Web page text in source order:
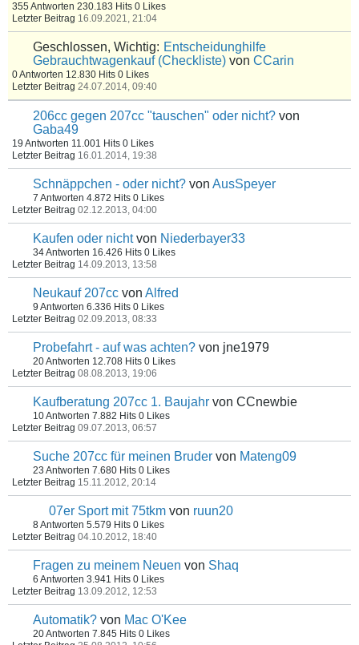
355 Antworten 230.183 Hits 0 Likes
Letzter Beitrag 16.09.2021, 21:04
Geschlossen, Wichtig: Entscheidunghilfe
Gebrauchtwagenkauf (Checkliste) von CCarin
0 Antworten 12.830 Hits 0 Likes
Letzter Beitrag 24.07.2014, 09:40
206cc gegen 207cc "tauschen" oder nicht? von
Gaba49
19 Antworten 11.001 Hits 0 Likes
Letzter Beitrag 16.01.2014, 19:38
Schnäppchen - oder nicht? von AusSpeyer
7 Antworten 4.872 Hits 0 Likes
Letzter Beitrag 02.12.2013, 04:00
Kaufen oder nicht von Niederbayer33
34 Antworten 16.426 Hits 0 Likes
Letzter Beitrag 14.09.2013, 13:58
Neukauf 207cc von Alfred
9 Antworten 6.336 Hits 0 Likes
Letzter Beitrag 02.09.2013, 08:33
Probefahrt - auf was achten? von jne1979
20 Antworten 12.708 Hits 0 Likes
Letzter Beitrag 08.08.2013, 19:06
Kaufberatung 207cc 1. Baujahr von CCnewbie
10 Antworten 7.882 Hits 0 Likes
Letzter Beitrag 09.07.2013, 06:57
Suche 207cc für meinen Bruder von Mateng09
23 Antworten 7.680 Hits 0 Likes
Letzter Beitrag 15.11.2012, 20:14
07er Sport mit 75tkm von ruun20
8 Antworten 5.579 Hits 0 Likes
Letzter Beitrag 04.10.2012, 18:40
Fragen zu meinem Neuen von Shaq
6 Antworten 3.941 Hits 0 Likes
Letzter Beitrag 13.09.2012, 12:53
Automatik? von Mac O'Kee
20 Antworten 7.845 Hits 0 Likes